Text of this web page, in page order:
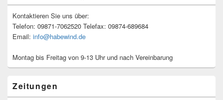
Kontaktieren Sie uns über:
Telefon: 09871-7062520 Telefax: 09874-689684
Email: info@habewind.de
Montag bis Freitag von 9-13 Uhr und nach Vereinbarung
Zeitungen